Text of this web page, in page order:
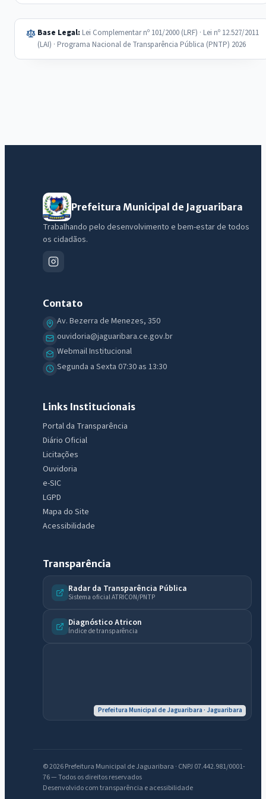
Base Legal: Lei Complementar nº 101/2000 (LRF) · Lei nº 12.527/2011
(LAI) · Programa Nacional de Transparência Pública (PNTP) 2026
Prefeitura Municipal de Jaguaribara
Trabalhando pelo desenvolvimento e bem-estar de todos
os cidadãos.
Contato
Av. Bezerra de Menezes, 350
ouvidoria@jaguaribara.ce.gov.br
Webmail Institucional
Segunda a Sexta 07:30 as 13:30
Links Institucionais
Portal da Transparência
Diário Oficial
Licitações
Ouvidoria
e-SIC
LGPD
Mapa do Site
Acessibilidade
Transparência
Radar da Transparência Pública
Sistema oficial ATRICON/PNTP
Diagnóstico Atricon
Índice de transparência
Prefeitura Municipal de Jaguaribara · Jaguaribara
© 2026 Prefeitura Municipal de Jaguaribara · CNPJ 07.442.981/0001-
76 — Todos os direitos reservados
Desenvolvido com transparência e acessibilidade